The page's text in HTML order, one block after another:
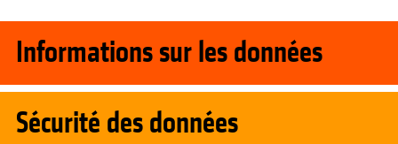
Informations sur les données
Sécurité des données